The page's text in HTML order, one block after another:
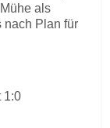
als
nach Plan für
1:0